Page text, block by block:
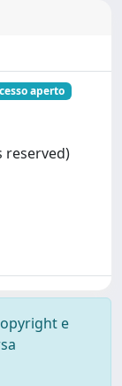
aperto
reserved)
e